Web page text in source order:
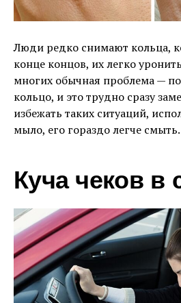
Люди редко снимают кольца,
конце концов, их легко
многих обычная проблема —
кольцо, и это трудно сразу
избежать таких ситуаций,
мыло, его гораздо легче смыть.
Куча чеков в